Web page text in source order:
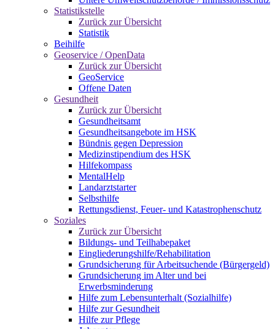
Statistikstelle
Zurück zur Übersicht
Statistik
Beihilfe
Geoservice / OpenData
Zurück zur Übersicht
GeoService
Offene Daten
Gesundheit
Zurück zur Übersicht
Gesundheitsamt
Gesundheitsangebote im HSK
Bündnis gegen Depression
Medizinstipendium des HSK
Hilfekompass
MentalHelp
Landarztstarter
Selbsthilfe
Rettungsdienst, Feuer- und Katastrophenschutz
Soziales
Zurück zur Übersicht
Bildungs- und Teilhabepaket
Eingliederungshilfe/Rehabilitation
Grundsicherung für Arbeitsuchende (Bürgergeld)
Grundsicherung im Alter und bei
Erwerbsminderung
Hilfe zum Lebensunterhalt (Sozialhilfe)
Hilfe zur Gesundheit
Hilfe zur Pflege